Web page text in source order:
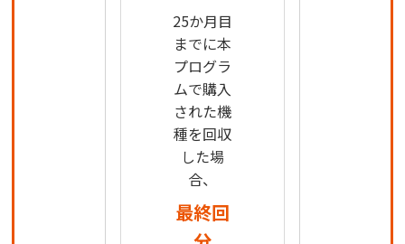
25か月目
までに本
プログラ
ムで購入
された機
種を回収
した場
合、
最終回